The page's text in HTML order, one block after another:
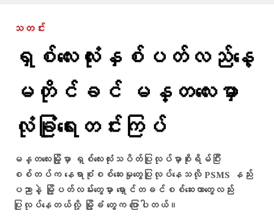
သတင်း
ရှစ်လေးလုံးနှစ်ပတ်လည်နေ့
မတိုင်ခင် မန္တလေးမှာ
လုံခြုံရေးတင်းကြပ်
မန္တလေးမြို့မှာ ရှစ်လေးလုံးသပိတ်ပြုလုပ်မှာစိုးရိမ်ပြီး
စစ်တပ်က နေရာစုံစစ်ဆေးမှုတွေပြုလုပ်နေသလို PSMS နည်း
ပညာနဲ့ မြို့ပတ်လမ်းတွေမှာ ရှောင်တခင်စစ်ဆေးတာတွေလည်း
ပြုလုပ်နေတယ်လို့ မြို့ခံ တွေက ပြောပါတယ်။